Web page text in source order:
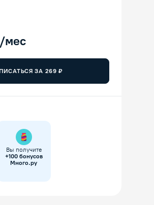
мес
ЗА 269 ₽
Вы получите
+100бонусов
Много.ру